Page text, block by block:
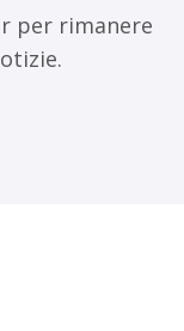
per rimanere